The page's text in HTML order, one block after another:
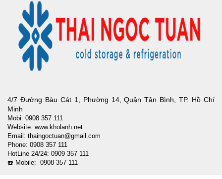
4/7 Đường Bàu Cát 1, Phường 14, Quận Tân Bình, TP. Hồ Chí
Minh
Mobi: 0908 357 111
Website: www.kholanh.net
Email: thaingoctuan@gmail.com
Phone: 0908 357 111
HotLine 24/24: 0909 357 111
☎️ Mobile: 0908 357 111